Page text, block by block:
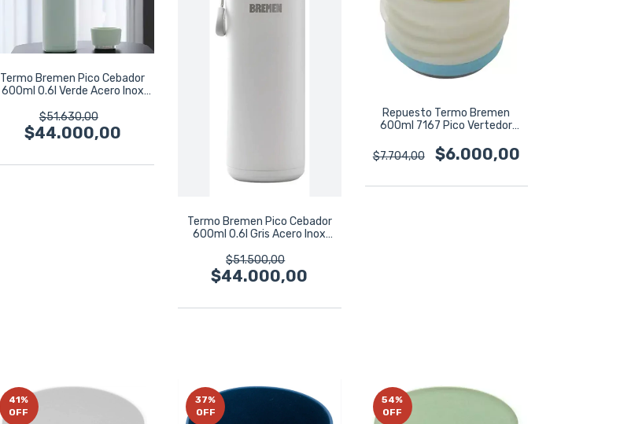
Termo Bremen Pico Cebador
600ml 0.6l Verde Acero Inox
$51.630,00
$44.000,00
Termo Bremen Pico Cebador
600ml 0.6l Gris Acero Inox
$51.500,00
$44.000,00
Repuesto Termo Bremen
600ml 7167 Pico Vertedor
$7.704,00
$6.000,00
41%
OFF
37%
OFF
54%
OFF